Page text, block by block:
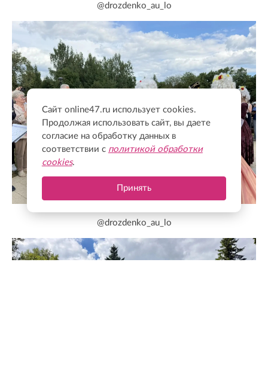
@drozdenko_au_lo
@drozdenko_au_lo
Сайт online47.ru использует cookies.
Продолжая использовать сайт, вы даете
согласие на обработку данных в
соответствии с политикой обработки
cookies.
Принять